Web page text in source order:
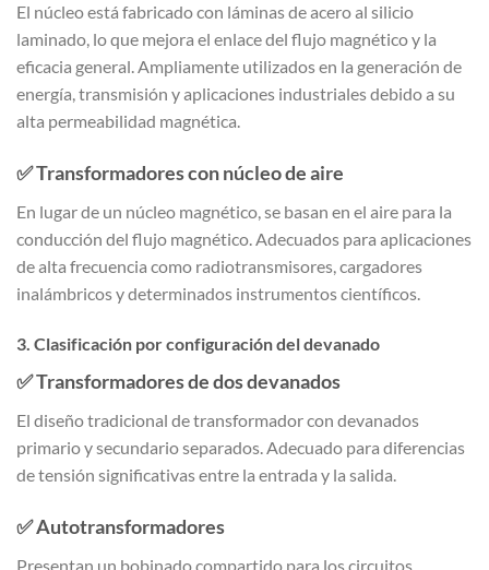
El núcleo está fabricado con láminas de acero al silicio
laminado, lo que mejora el enlace del flujo magnético y la
eficacia general. Ampliamente utilizados en la generación de
energía, transmisión y aplicaciones industriales debido a su
alta permeabilidad magnética.
✅Transformadores con núcleo de aire
En lugar de un núcleo magnético, se basan en el aire para la
conducción del flujo magnético. Adecuados para aplicaciones
de alta frecuencia como radiotransmisores, cargadores
inalámbricos y determinados instrumentos científicos.
3. Clasificación por configuración del devanado
✅Transformadores de dos devanados
El diseño tradicional de transformador con devanados
primario y secundario separados. Adecuado para diferencias
de tensión significativas entre la entrada y la salida.
✅Autotransformadores
Presentan un bobinado compartido para los circuitos